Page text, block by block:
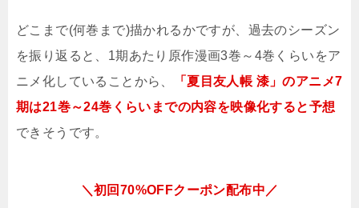
どこまで(何巻まで)描かれるかですが、過去のシーズン
を振り返ると、1期あたり原作漫画3巻～4巻くらいをア
ニメ化していることから、
「夏目友人帳 漆」のアニメ7
期は21巻～24巻くらいまでの内容を映像化すると予想
できそうです。
＼初回70%OFFクーポン配布中／